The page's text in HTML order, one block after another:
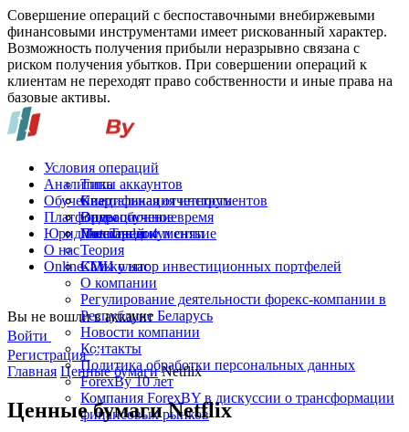
Совершение операций с беспоставочными внебиржевыми
финансовыми инструментами имеет рискованный характер.
Возможность получения прибыли неразрывно связана с
риском получения убытков. При совершении операций к
клиентам не переходят право собственности и иные права на
базовые активы.
Условия операций
Типы аккаунтов
Спецификация инструментов
Операционное время
Пополнение и снятие
Аналитика
Квартальная отчетность
Обучение
Видеообучение
Глоссарий
Теория
Калькулятор инвестиционных портфелей
Платформы
MetaTrader 4
Юридические документы
О нас
СМИ о нас
О компании
Регулирование деятельности форекс-компании в
Республике Беларусь
Новости компании
Контакты
Политика обработки персональных данных
ForexBy 10 лет
Компания ForexBY в дискуссии о трансформации
финансовых рынков
Online-TV
Вы не вошли в аккаунт
Войти
Регистрация
Главная Ценные бумаги Netflix
Ценные бумаги Netflix